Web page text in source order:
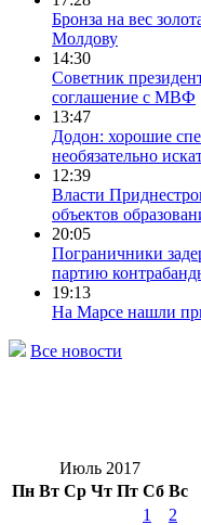
Бронза на вес
Молдову
14:30
Советник
соглашение с МВФ
13:47
Додон: хорошие
необязательно
12:39
Власти
объектов
20:05
Пограничники
партию
19:13
На Марсе нашли
Все новости
Июль 2017
Пн Вт Ср Чт Пт Сб Вс
1
2